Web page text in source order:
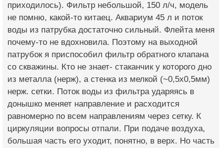
приходилось). Фильтр небольшой, 150 л/ч, модель
не помню, какой-то китаец. Аквариум 45 л и поток
воды из патрубка достаточно сильный. Флейта меня
почему-то не вдохновила. Поэтому на выходной
патрубок я приспособил фильтр обратного клапана
со скважины. Кто не знает- стаканчик у которого дно
из металла (нерж), а стенка из мелкой (~0,5х0,5мм)
нерж. сетки. Поток воды из фильтра ударяясь в
донышко меняет направление и расходится
равномерно по всем направлениям через сетку. К
циркуляции вопросы отпали. При подаче воздуха,
большая часть его уходит, понятно, в верх. Но часть